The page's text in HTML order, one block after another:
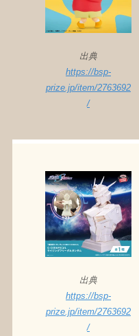
出典
https://bsp-
prize.jp/item/2763692
/
出典
https://bsp-
prize.jp/item/2763692
/